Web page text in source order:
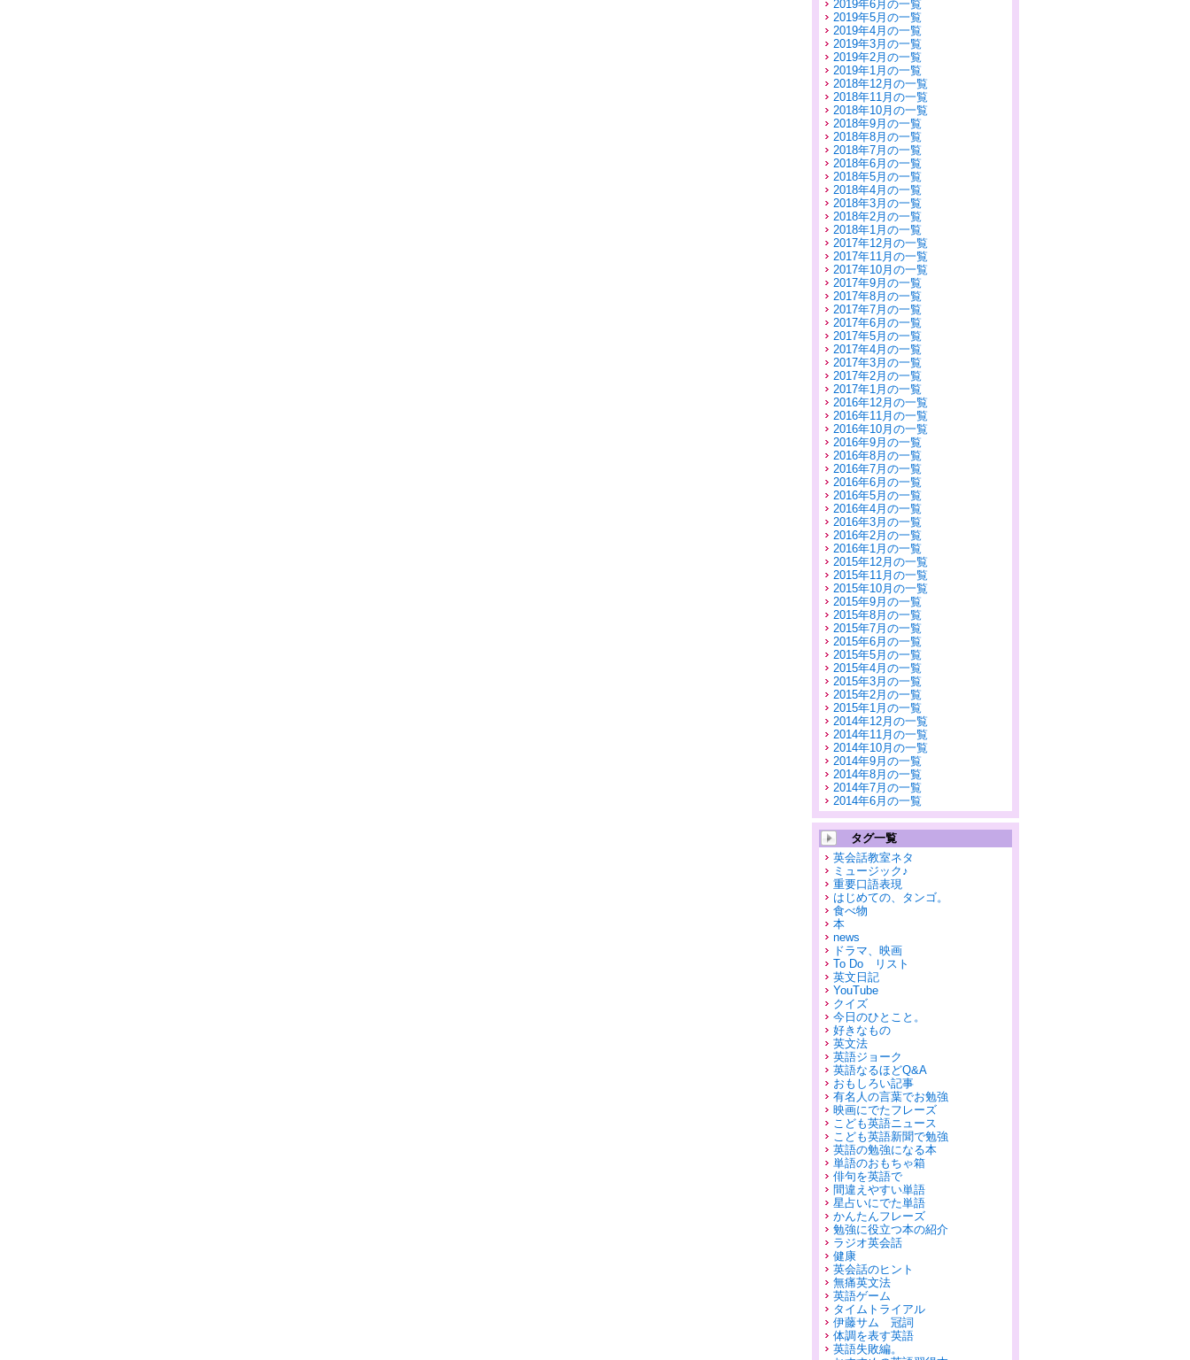
2019年6月の一覧
2019年5月の一覧
2019年4月の一覧
2019年3月の一覧
2019年2月の一覧
2019年1月の一覧
2018年12月の一覧
2018年11月の一覧
2018年10月の一覧
2018年9月の一覧
2018年8月の一覧
2018年7月の一覧
2018年6月の一覧
2018年5月の一覧
2018年4月の一覧
2018年3月の一覧
2018年2月の一覧
2018年1月の一覧
2017年12月の一覧
2017年11月の一覧
2017年10月の一覧
2017年9月の一覧
2017年8月の一覧
2017年7月の一覧
2017年6月の一覧
2017年5月の一覧
2017年4月の一覧
2017年3月の一覧
2017年2月の一覧
2017年1月の一覧
2016年12月の一覧
2016年11月の一覧
2016年10月の一覧
2016年9月の一覧
2016年8月の一覧
2016年7月の一覧
2016年6月の一覧
2016年5月の一覧
2016年4月の一覧
2016年3月の一覧
2016年2月の一覧
2016年1月の一覧
2015年12月の一覧
2015年11月の一覧
2015年10月の一覧
2015年9月の一覧
2015年8月の一覧
2015年7月の一覧
2015年6月の一覧
2015年5月の一覧
2015年4月の一覧
2015年3月の一覧
2015年2月の一覧
2015年1月の一覧
2014年12月の一覧
2014年11月の一覧
2014年10月の一覧
2014年9月の一覧
2014年8月の一覧
2014年7月の一覧
2014年6月の一覧
タグ一覧
英会話教室ネタ
ミュージック♪
重要口語表現
はじめての、タンゴ。
食べ物
本
news
ドラマ、映画
To Do リスト
英文日記
YouTube
クイズ
今日のひとこと。
好きなもの
英文法
英語ジョーク
英語なるほどQ&A
おもしろい記事
有名人の言葉でお勉強
映画にでたフレーズ
こども英語ニュース
こども英語新聞で勉強
英語の勉強になる本
単語のおもちゃ箱
俳句を英語で
間違えやすい単語
星占いにでた単語
かんたんフレーズ
勉強に役立つ本の紹介
ラジオ英会話
健康
英会話のヒント
無痛英文法
英語ゲーム
タイムトライアル
伊藤サム 冠詞
体調を表す英語
英語失敗編。